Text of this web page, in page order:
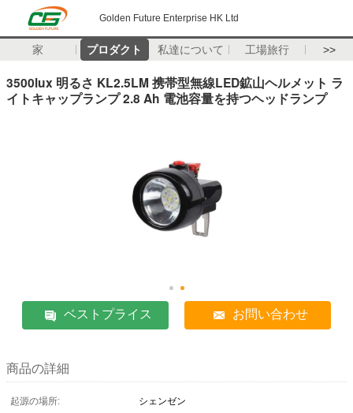
Golden Future Enterprise HK Ltd
家 プロダクト 私達について 工場旅行 >>
3500lux 明るさ KL2.5LM 携帯型無線LED鉱山ヘルメット ラ
イトキャップランプ 2.8 Ah 電池容量を持つヘッドランプ
ベストプライス お問い合わせ
商品の詳細
起源の場所:
シェンゼン